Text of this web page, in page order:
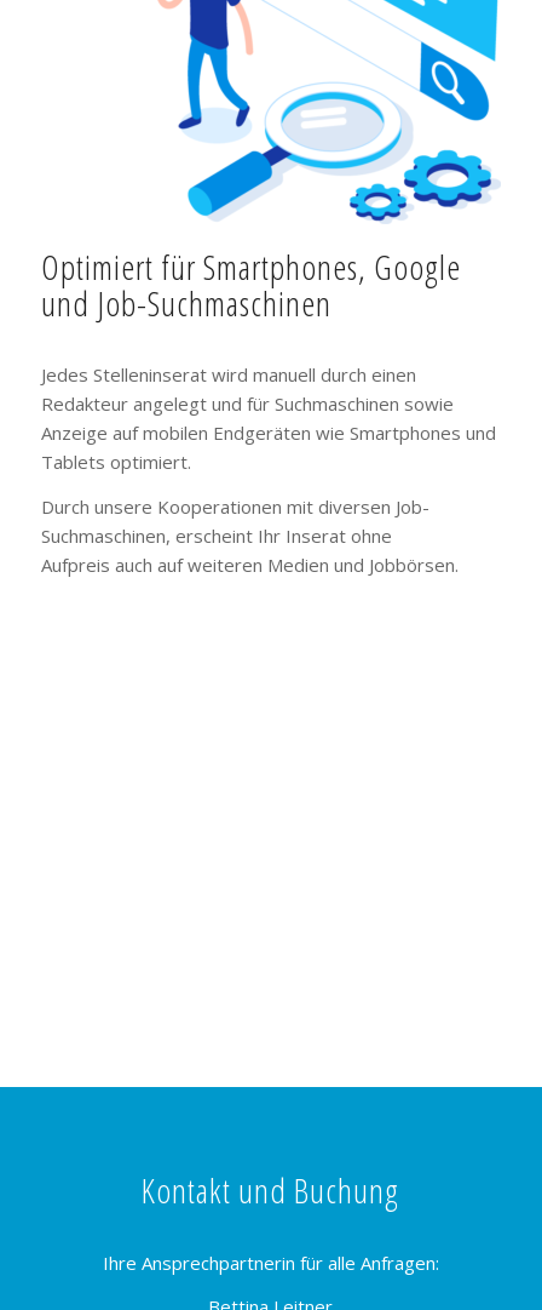
Optimiert für Smartphones, Google
und Job-Suchmaschinen
Jedes Stelleninserat wird manuell durch einen
Redakteur angelegt und für Suchmaschinen sowie
Anzeige auf mobilen Endgeräten wie Smartphones und
Tablets optimiert.
Durch unsere Kooperationen mit diversen Job-
Suchmaschinen, erscheint Ihr Inserat ohne
Aufpreis auch auf weiteren Medien und Jobbörsen.
Kontakt und Buchung
Ihre Ansprechpartnerin für alle Anfragen: